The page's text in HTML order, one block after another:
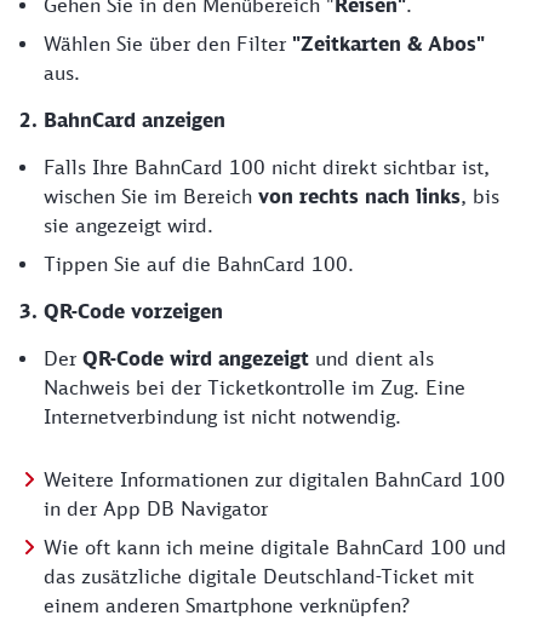
Gehen Sie in den Menübereich " Reisen".
Wählen Sie über den Filter "Zeitkarten & Abos"
aus.
2. BahnCard anzeigen
Falls Ihre BahnCard 100 nicht direkt sichtbar ist,
wischen Sie im Bereich von rechts nach links, bis
sie angezeigt wird.
Tippen Sie auf die BahnCard 100.
3. QR-Code vorzeigen
Der QR-Code wird angezeigt und dient als
Nachweis bei der Ticketkontrolle im Zug. Eine
Internetverbindung ist nicht notwendig.
Weitere Informationen zur digitalen BahnCard 100
in der App DB Navigator
Wie oft kann ich meine digitale BahnCard 100 und
das zusätzliche digitale Deutschland-Ticket mit
einem anderen Smartphone verknüpfen?